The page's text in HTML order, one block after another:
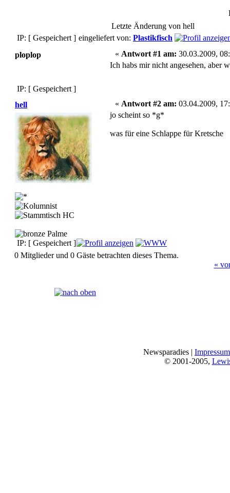
Letzte Änderung von hell
IP: [ Gespeichert ] eingeliefert von: Plastikfisch
ploplop
« Antwort #1 am: 30.03.2009,
Ich habs mir nicht angesehen, aber
IP: [ Gespeichert ]
hell
« Antwort #2 am: 03.04.2009,
jo scheint so *g*
was für eine Schlappe für Kretsche
IP: [ Gespeichert ]
0 Mitglieder und 0 Gäste betrachten dieses Thema.
«
Newsparadies | Impressum
© 2001-2005,